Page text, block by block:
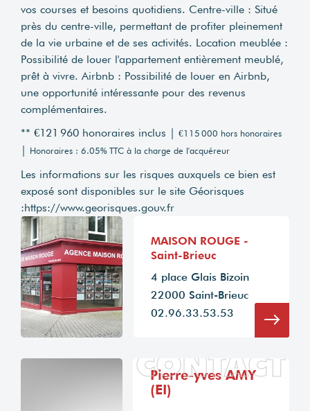
vos courses et besoins quotidiens. Centre-ville : Situé
près du centre-ville, permettant de profiter pleinement
de la vie urbaine et de ses activités. Location meublée :
Possibilité de louer l'appartement entièrement meublé,
prêt à vivre. Airbnb : Possibilité de louer en Airbnb,
une opportunité intéressante pour des revenus
complémentaires.
** €121 960 honoraires inclus | €115 000 hors honoraires
| Honoraires : 6.05% TTC à la charge de l'acquéreur
Les informations sur les risques auxquels ce bien est
exposé sont disponibles sur le site Géorisques
:https://www.georisques.gouv.fr
MAISON ROUGE -
Saint-Brieuc
4 place Glais Bizoin
22000 Saint-Brieuc
02.96.33.53.53
CONTACT
Pierre-yves AMY
(EI)